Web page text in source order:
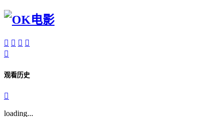
   

观看历史

loading...